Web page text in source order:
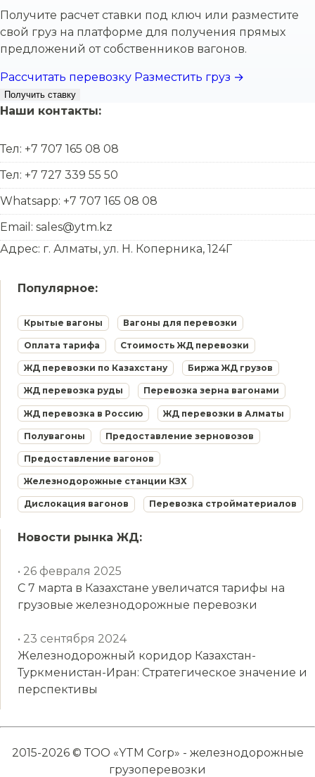
Получите расчет ставки под ключ или разместите
свой груз на платформе для получения прямых
предложений от собственников вагонов.
Рассчитать перевозку Разместить груз →
Получить ставку
Наши контакты:
Тел: +7 707 165 08 08
Тел: +7 727 339 55 50
Whatsapp: +7 707 165 08 08
Email: sales@ytm.kz
Адрес: г. Алматы, ул. Н. Коперника, 124Г
Популярное:
Крытые вагоны Вагоны для перевозки
Оплата тарифа Стоимость ЖД перевозки
ЖД перевозки по Казахстану Биржа ЖД грузов
ЖД перевозка руды Перевозка зерна вагонами
ЖД перевозка в Россию ЖД перевозки в Алматы
Полувагоны Предоставление зерновозов
Предоставление вагонов
Железнодорожные станции КЗХ
Дислокация вагонов Перевозка стройматериалов
Новости рынка ЖД:
• 26 февраля 2025
С 7 марта в Казахстане увеличатся тарифы на
грузовые железнодорожные перевозки
• 23 сентября 2024
Железнодорожный коридор Казахстан-
Туркменистан-Иран: Стратегическое значение и
перспективы
2015-2026 © ТОО «YTM Corp» - железнодорожные
грузоперевозки